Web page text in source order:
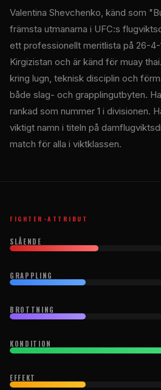
Valentina Shevchenko, känd som
främsta utmanarna i UFC:s
ett professionellt meritlista på 26-4-
Kirgizistan och är känd för muay
kring lugn, teknisk disciplin och
både slag- och grapplingutbyten.
rankad som nummer 1 i divisionen.
viktigt namn i titeln på
match för alla i viktklassen.
FIGHTER-ATTRIBUT
SLÅENDE
GRAPPLING
BROTTNING
KONDITION
EFFEKT